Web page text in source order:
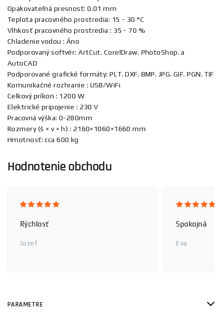
Opakovateľná presnosť: 0.01 mm
Teplota pracovného prostredia: 15 - 30 °C
Vlhkosť pracovného prostredia : 35 - 70 %
Chladenie vodou : Áno
Podporovaný softvér: ArtCut. CorelDraw. PhotoShop. a
AutoCAD
Podporované grafické formáty: PLT. DXF. BMP. JPG. GIF. PGN. TIF
Komunikačné rozhranie : USB/WiFi
Celkový príkon : 1200 W
Elektrické pripojenie : 230 V
Pracovná výška: 0-280mm
Rozmery (š × v × h) : 2160×1060×1660 mm
Hmotnosť: cca 600 kg
Hodnotenie obchodu
Rýchlosť
Jozef
Spokojná
Eva
PARAMETRE